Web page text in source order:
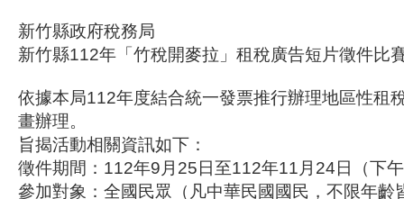
新竹縣政府稅務局
新竹縣112年「竹稅開麥拉」租稅廣告短片徵件比
依據本局112年度結合統一發票推行辦理地區性租
畫辦理。
旨揭活動相關資訊如下：
徵件期間：112年9月25日至112年11月24日（下
參加對象：全國民眾（凡中華民國國民，不限年齡